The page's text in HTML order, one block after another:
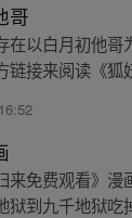
哥
在以白月初他
链接来阅读《
来免费观看》
狱到九千地狱